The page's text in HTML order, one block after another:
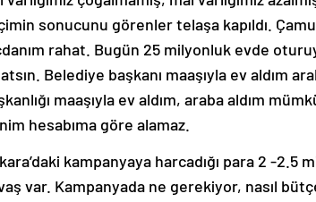
sonucunu görenler telaşa kapıldı.
rahat. Bugün 25 milyonluk evde
Belediye başkanı maaşıyla ev aldım
maaşıyla ev aldım, araba aldım
hesabıma göre alamaz.
kampanyaya harcadığı para 2 -2.5
var. Kampanyada ne gerekiyor, nasıl